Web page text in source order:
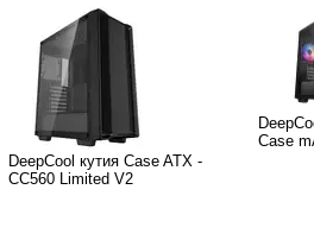
DeepCool кутия Case ATX -
CC560 Limited V2
Case